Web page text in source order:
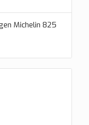
Michelin 825